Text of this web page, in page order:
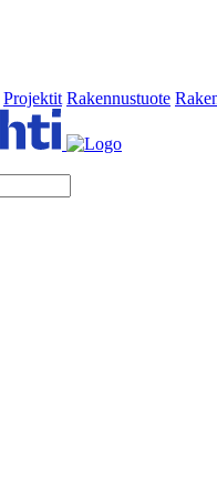
Projektit Rakennustuote